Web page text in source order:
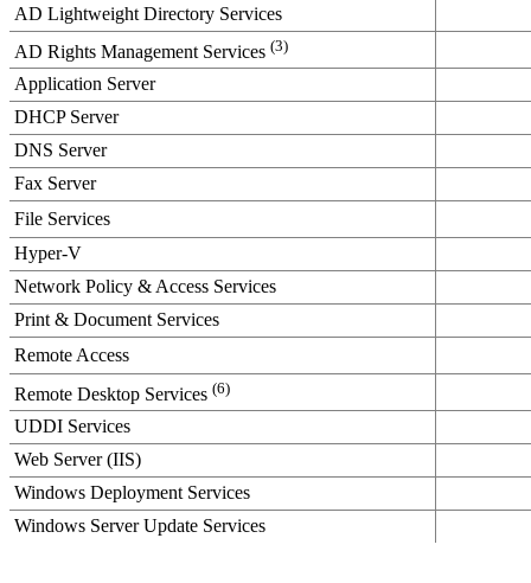
AD Lightweight Directory Services
AD Rights Management Services (3)
Application Server
DHCP Server
DNS Server
Fax Server
File Services
Hyper-V
Network Policy & Access Services
Print & Document Services
Remote Access
Remote Desktop Services (6)
UDDI Services
Web Server (IIS)
Windows Deployment Services
Windows Server Update Services